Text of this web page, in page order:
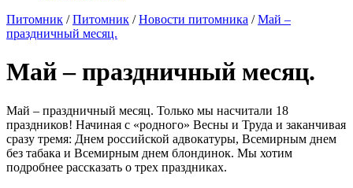
Питомник /Питомник /Новости питомника /Май –
праздничный месяц.
Май – праздничный месяц.
Май – праздничный месяц. Только мы насчитали 18
праздников! Начиная с «родного» Весны и Труда и заканчивая
сразу тремя: Днем российской адвокатуры, Всемирным днем
без табака и Всемирным днем блондинок. Мы хотим
подробнее рассказать о трех праздниках.